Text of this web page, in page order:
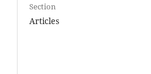
Section
Articles